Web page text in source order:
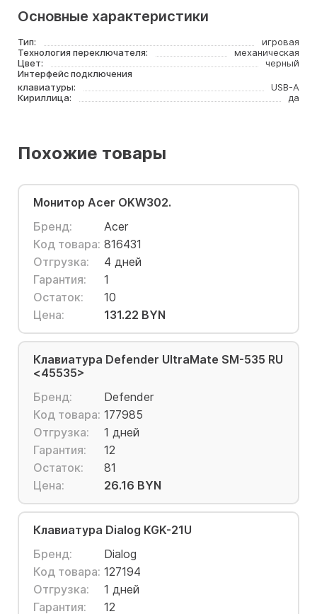
Основные характеристики
Тип:
игровая
Технология переключателя:
механическая
Цвет:
черный
Интерфейс подключения
клавиатуры:
USB-A
Кириллица:
да
Похожие товары
Монитор Acer OKW302.
Бренд:
Acer
Код товара: 816431
Отгрузка:
4 дней
Гарантия:
1
Остаток:
10
Цена:
131.22 BYN
Клавиатура Defender UltraMate SM-535 RU
<45535>
Бренд:
Defender
Код товара: 177985
Отгрузка:
1 дней
Гарантия:
12
Остаток:
81
Цена:
26.16 BYN
Клавиатура Dialog KGK-21U
Бренд:
Dialog
Код товара: 127194
Отгрузка:
1 дней
Гарантия:
12